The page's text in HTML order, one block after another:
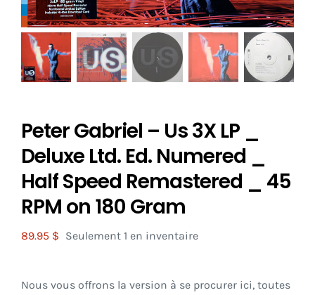
Peter Gabriel – Us 3X LP _
Deluxe Ltd. Ed. Numered _
Half Speed Remastered _ 45
RPM on 180 Gram
89.95 $ Seulement 1 en inventaire
Nous vous offrons la version à se procurer ici, toutes